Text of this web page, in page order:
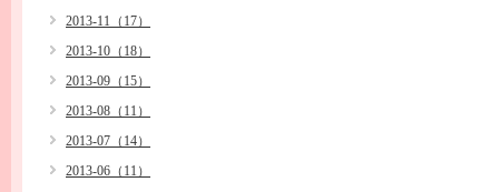
2013-11（17）
2013-10（18）
2013-09（15）
2013-08（11）
2013-07（14）
2013-06（11）